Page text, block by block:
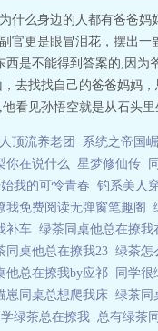
什么身边的人都有爸爸
官更是眼冒泪花，摆出
西是不能得到答案的,因
去找找自己的爸爸妈妈
看见孙悟空就是从石头
顶流养老团 系统之帝国
你在说什么 星梦修仙传
我的可怜青春 钓系美人
我免费阅读无弹窗笔趣阁
补车 绿茶同桌他总在撩我
同桌他总在撩我23 绿茶怎
他总在撩我by应祁 同学很
崽同桌总想爬我床 绿茶同
学绿茶总在撩我 总有绿茶